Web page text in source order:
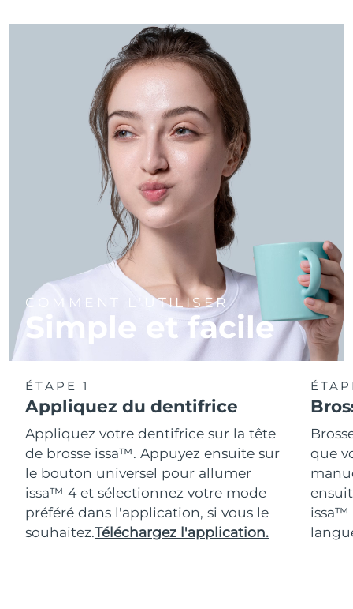
COMMENT L'UTILISER
Simple et facile
ÉTAPE 1
Appliquez du dentifrice
Appliquez votre dentifrice sur la tête
de brosse issa™. Appuyez ensuite sur
le bouton universel pour allumer
issa™ 4 et sélectionnez votre mode
préféré dans l'application, si vous le
souhaitez.Téléchargez l'application.
que
issa™